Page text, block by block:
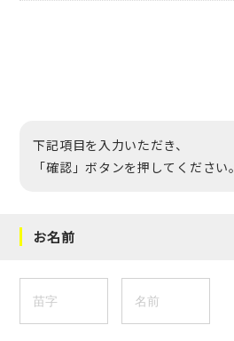
下記項目を入力いただき、
「確認」ボタンを押してください。
お名前